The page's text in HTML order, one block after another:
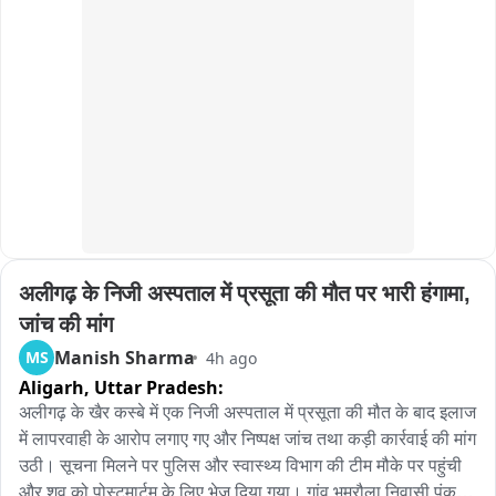
अलीगढ़ के निजी अस्पताल में प्रसूता की मौत पर भारी हंगामा,
जांच की मांग
MS Manish Sharma 4h ago
Aligarh, Uttar Pradesh:
अलीगढ़ के खैर कस्बे में एक निजी अस्पताल में प्रसूता की मौत के बाद इलाज
में लापरवाही के आरोप लगाए गए और निष्पक्ष जांच तथा कड़ी कार्रवाई की मांग
उठी। सूचना मिलने पर पुलिस और स्वास्थ्य विभाग की टीम मौके पर पहुंची
और शव को पोस्टमार्टम के लिए भेज दिया गया। गांव भमरौला निवासी पंकज